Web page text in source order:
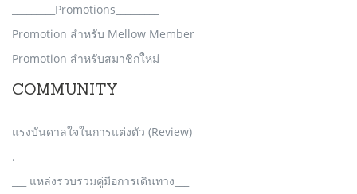
_________Promotions_________
Promotion สำหรับ Mellow Member
Promotion สำหรับสมาชิกใหม่
COMMUNITY
แรงบันดาลใจในการแต่งตัว (Review)
.
___ แหล่งรวบรวมคู่มือการเดินทาง___